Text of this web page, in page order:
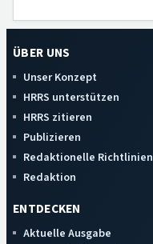
ÜBER UNS
Unser Konzept
HRRS unterstützen
HRRS zitieren
Publizieren
Redaktionelle Richtlinien
Redaktion
ENTDECKEN
Aktuelle Ausgabe